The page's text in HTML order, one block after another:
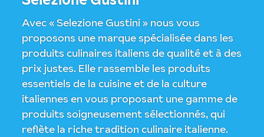
Avec « Selezione Gustini » nous vous
proposons une marque spécialisée dans les
produits culinaires italiens de qualité et à des
prix justes. Elle rassemble les produits
essentiels de la cuisine et de la culture
italiennes en vous proposant une gamme de
produits soigneusement sélectionnés, qui
reflète la riche tradition culinaire italienne.